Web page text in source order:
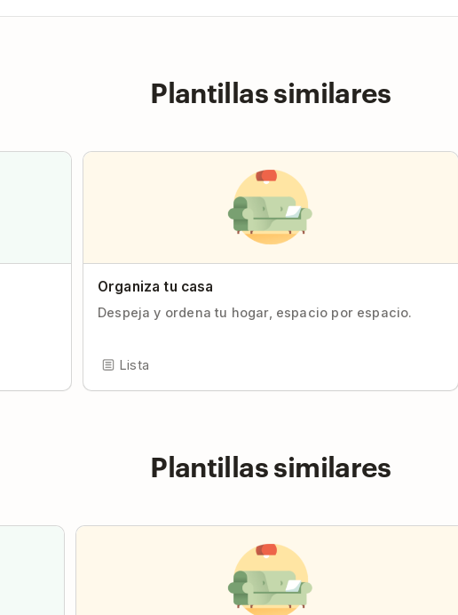
Plantillas similares
Organiza tu casa
Despeja y ordena tu hogar, espacio por espacio.
Lista
Plantillas similares